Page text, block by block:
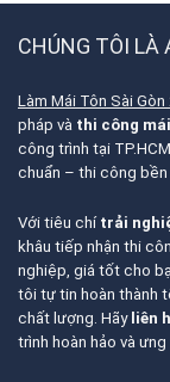
CHÚNG TÔI LÀ
Làm Mái Tôn Sài Gòn
pháp và thi công
công trình tại
chuẩn – thi công
Với tiêu chí trải
khâu tiếp nhận thi
nghiệp, giá tốt cho
tôi tự tin hoàn thành
chất lượng. Hãy liên
trình hoàn hảo và ưng